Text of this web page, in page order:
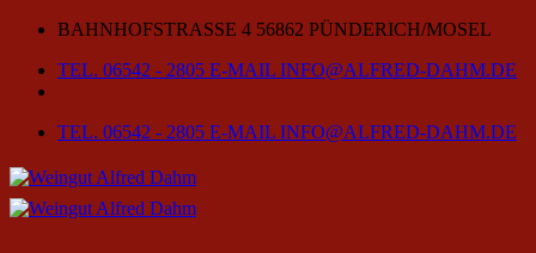
Zum
springen
BAHNHOFSTRASSE 4 56862 PÜNDERICH/MOSEL
TEL. 06542 - 2805 E-MAIL INFO@ALFRED-DAHM.DE
TEL. 06542 - 2805 E-MAIL INFO@ALFRED-DAHM.DE